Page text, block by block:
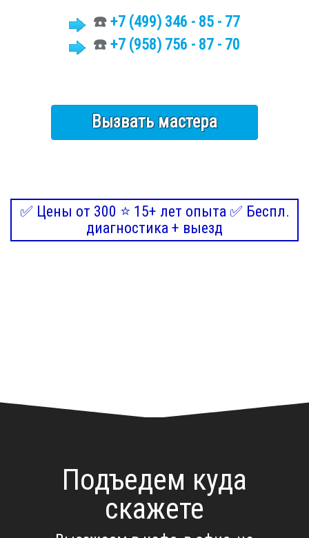
☎️ +7 (499) 346 - 85 - 77
☎️ +7 (958) 756 - 87 - 70
Вызвать мастера
✅ Цены от 300 ⭐ 15+ лет опыта ✅ Беспл.
диагностика + выезд
Подъедем куда
скажете